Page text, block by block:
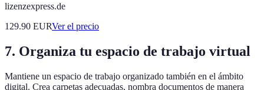
lizenzexpress.de
129.90 EURVer el precio
7. Organiza tu espacio de trabajo virtual
Mantiene un espacio de trabajo organizado también en el ámbito
digital. Crea carpetas adecuadas, nombra documentos de manera